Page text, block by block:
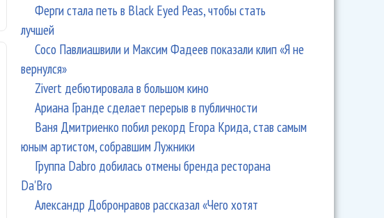
о Владимир Бегунов из «Чайфа» подхватил коронавирус
Ферги стала петь в Black Eyed Peas, чтобы стать
лучшей
Сосо Павлиашвили и Максим Фадеев показали клип «Я не
вернулся»
Zivert дебютировала в большом кино
Ариана Гранде сделает перерыв в публичности
Ваня Дмитриенко побил рекорд Егора Крида, став самым
юным артистом, собравшим Лужники
Группа Dabro добилась отмены бренда ресторана
Da'Bro
Александр Добронравов рассказал «Чего хотят